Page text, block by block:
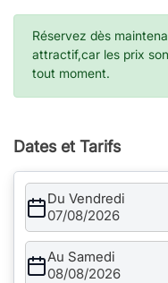
Réservez dès
attractif,car les prix
tout moment.
Dates et Tarifs
Du Vendredi
07/08/2026
Au Samedi
08/08/2026